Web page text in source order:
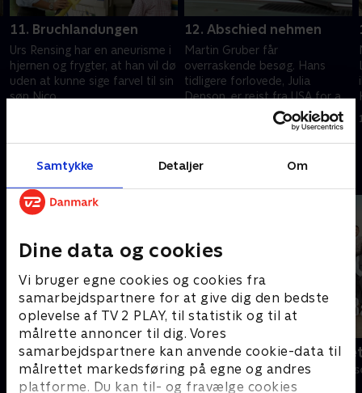
Samtykke Detaljer Om
Dine data og cookies
Vi bruger egne cookies og cookies fra
samarbejdspartnere for at give dig den bedste
oplevelse af TV 2 PLAY, til statistik og til at
målrette annoncer til dig. Vores
samarbejdspartnere kan anvende cookie-data til
målrettet markedsføring på egne og andres
platforme. Du kan til- og fravælge cookies
11. Bruchlandungen
Urs Rensing har en aneurisme i
hjernen og frygter, at han vil dø
uden at kunne sige farvel til sin
søn Nico.
12. Abschied nehmen
Martin Gruber får
overraskende besøg. Hans
tidligere forlovede, Julia
Denson, er rejst fra USA for at
operere professor Boenings
17. september 2012 • 43 min
Andre så også
Bjergets helte
Drama • 15 sæsoner Drama • 10